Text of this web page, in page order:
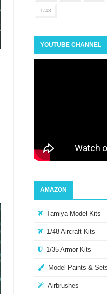
1/43
YOUTUBE CHANNEL
AMAZON
Tamiya Model Kits
1/48 Aircraft Kits
1/35 Armor Kits
Model Paints &
Airbrushes